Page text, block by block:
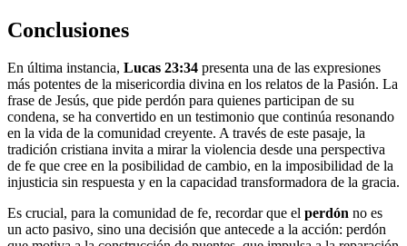
Conclusiones
En última instancia, Lucas 23:34 presenta una de las expresiones
más potentes de la misericordia divina en los relatos de la Pasión. La
frase de Jesús, que pide perdón para quienes participan de su
condena, se ha convertido en un testimonio que continúa resonando
en la vida de la comunidad creyente. A través de este pasaje, la
tradición cristiana invita a mirar la violencia desde una perspectiva
de fe que cree en la posibilidad de cambio, en la imposibilidad de la
injusticia sin respuesta y en la capacidad transformadora de la gracia.
Es crucial, para la comunidad de fe, recordar que el perdón no es
un acto pasivo, sino una decisión que antecede a la acción: perdón